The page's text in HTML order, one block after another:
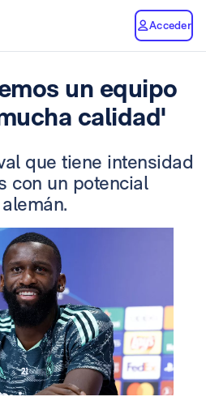
Acceder
un equipo
calidad'
que tiene intensidad
con un potencial